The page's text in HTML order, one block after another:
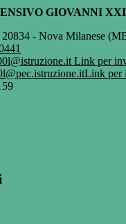
GIOVANNI
- Nova Milanese
Link per
Link per